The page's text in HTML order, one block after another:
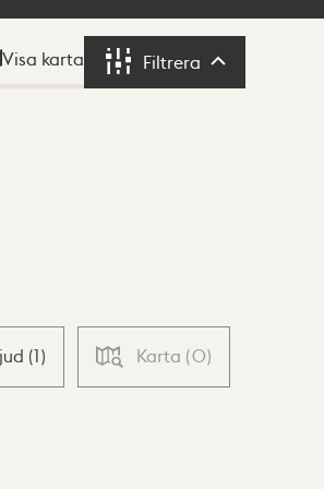
Visa karta Filtrera Filtrera
(1) Karta (0)